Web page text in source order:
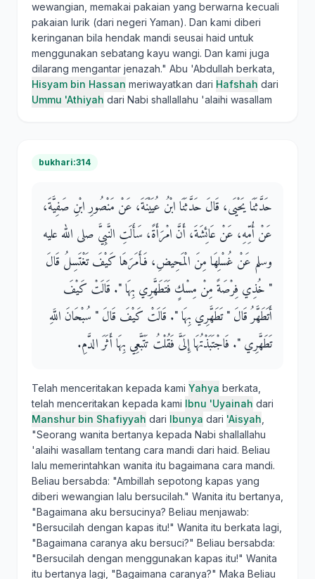
wewangian, memakai pakaian yang berwarna kecuali
pakaian lurik (dari negeri Yaman). Dan kami diberi
keringanan bila hendak mandi seusai haid untuk
menggunakan sebatang kayu wangi. Dan kami juga
dilarang mengantar jenazah." Abu 'Abdullah berkata,
Hisyam bin Hassan meriwayatkan dari Hafshah dari
Ummu 'Athiyah dari Nabi shallallahu 'alaihi wasallam
bukhari:314
حَدَّثَنَا يَحْيَى، قَالَ حَدَّثَنَا ابْنُ عُيَيْنَةَ، عَنْ مَنْصُورِ ابْنِ صَفِيَّةَ،
عَنْ أُمِّهِ، عَنْ عَائِشَةَ، أَنَّ امْرَأَةً، سَأَلَتِ النَّبِيَّ صلى الله عليه
وسلم عَنْ غُسْلِهَا مِنَ الْمَحِيضِ، فَأَمَرَهَا كَيْفَ تَغْتَسِلُ قَالَ
‏"‏ خُذِي فِرْصَةً مِنْ مِسْكٍ فَتَطَهَّرِي بِهَا ‏"‏‏.‏ قَالَتْ كَيْفَ
أَتَطَهَّرُ قَالَ ‏"‏ تَطَهَّرِي بِهَا ‏"‏‏.‏ قَالَتْ كَيْفَ قَالَ ‏"‏ سُبْحَانَ اللَّهِ
تَطَهَّرِي ‏"‏‏.‏ فَاجْتَبَذْتُهَا إِلَىَّ فَقُلْتُ تَتَبَّعِي بِهَا أَثَرَ الدَّمِ‏.‏
Telah menceritakan kepada kami Yahya berkata,
telah menceritakan kepada kami Ibnu 'Uyainah dari
Manshur bin Shafiyyah dari Ibunya dari 'Aisyah
"Seorang wanita bertanya kepada Nabi shallallahu
'alaihi wasallam tentang cara mandi dari haid. Beliau
lalu memerintahkan wanita itu bagaimana cara mandi.
Beliau bersabda: "Ambillah sepotong kapas yang
diberi wewangian lalu bersucilah." Wanita itu bertanya,
"Bagaimana aku bersucinya? Beliau menjawab:
"Bersucilah dengan kapas itu!" Wanita itu berkata lagi,
"Bagaimana caranya aku bersuci?" Beliau bersabda:
"Bersucilah dengan menggunakan kapas itu!" Wanita
itu bertanya lagi, "Bagaimana caranya?" Maka Beliau